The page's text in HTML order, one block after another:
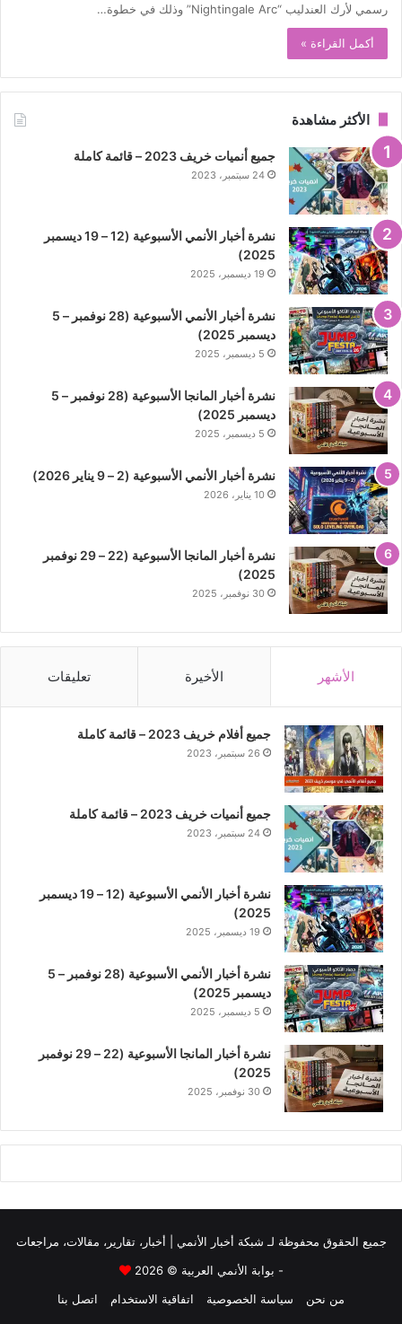
رسمي لأرك العندليب “Nightingale Arc” وذلك في خطوة…
أكمل القراءة »
الأكثر مشاهدة
جميع أنميات خريف 2023 – قائمة كاملة
24 سبتمبر، 2023
نشرة أخبار الأنمي الأسبوعية (12 – 19 ديسمبر
2025)
19 ديسمبر، 2025
نشرة أخبار الأنمي الأسبوعية (28 نوفمبر – 5
ديسمبر 2025)
5 ديسمبر، 2025
نشرة أخبار المانجا الأسبوعية (28 نوفمبر – 5
ديسمبر 2025)
5 ديسمبر، 2025
نشرة أخبار الأنمي الأسبوعية (2 – 9 يناير 2026)
10 يناير، 2026
نشرة أخبار المانجا الأسبوعية (22 – 29 نوفمبر
2025)
30 نوفمبر، 2025
الأشهر الأخيرة تعليقات
جميع أفلام خريف 2023 – قائمة كاملة
26 سبتمبر، 2023
جميع أنميات خريف 2023 – قائمة كاملة
24 سبتمبر، 2023
نشرة أخبار الأنمي الأسبوعية (12 – 19 ديسمبر
2025)
19 ديسمبر، 2025
نشرة أخبار الأنمي الأسبوعية (28 نوفمبر – 5
ديسمبر 2025)
5 ديسمبر، 2025
نشرة أخبار المانجا الأسبوعية (22 – 29 نوفمبر
2025)
30 نوفمبر، 2025
جميع الحقوق محفوظة لـ شبكة أخبار الأنمي | أخبار، تقارير، مقالات، مراجعات
- بوابة الأنمي العربية © 2026
من نحن
سياسة الخصوصية اتفاقية الاستخدام اتصل بنا